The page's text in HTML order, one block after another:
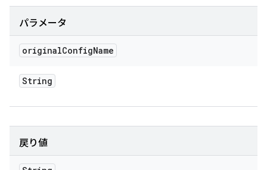
パラメータ
originalConfigName
String
戻り値